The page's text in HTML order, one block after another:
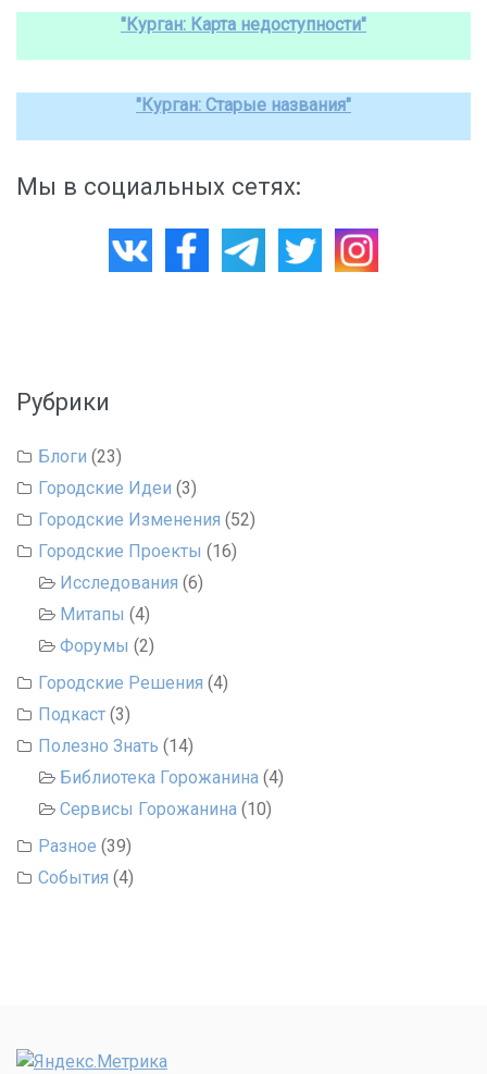
"Курган: Карта недоступности"
"Курган: Старые названия"
Мы в социальных сетях:
Рубрики
Блоги (23)
Городские Идеи (3)
Городские Изменения (52)
Городские Проекты (16)
Исследования (6)
Митапы (4)
Форумы (2)
Городские Решения (4)
Подкаст (3)
Полезно Знать (14)
Библиотека Горожанина (4)
Сервисы Горожанина (10)
Разное (39)
События (4)